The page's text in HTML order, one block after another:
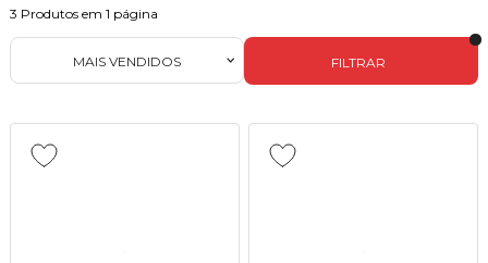
3 Produtos em 1 página
FILTRAR
MAIS VENDIDOS